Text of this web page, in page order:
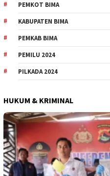
PEMKOT BIMA
KABUPATEN BIMA
PEMKAB BIMA
PEMILU 2024
PILKADA 2024
HUKUM & KRIMINAL